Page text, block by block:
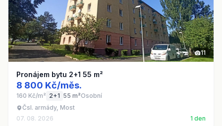
11
Pronájem bytu 2+1 55 m²
8 800 Kč/měs.
160 Kč/m² 2+1 55 m²Osobní
Čsl. armády, Most
07. 08. 2026
1 den